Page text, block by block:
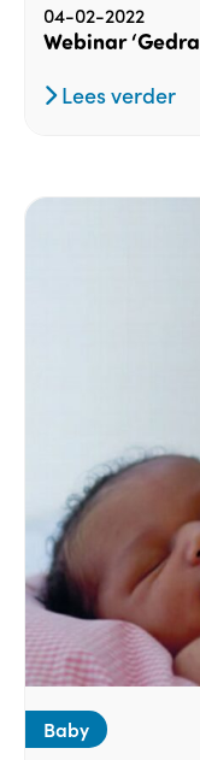
04-02-2022
Webinar
Lees verder
Baby